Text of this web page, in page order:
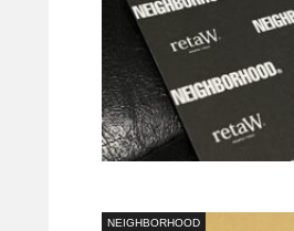
NEIGHBORHOOD